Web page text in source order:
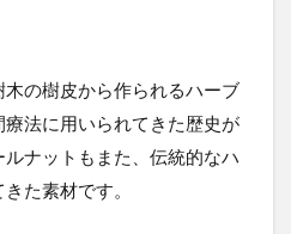
の樹皮から作られるハーブ
法に用いられてきた歴史が
ナットもまた、伝統的なハ
た素材です。